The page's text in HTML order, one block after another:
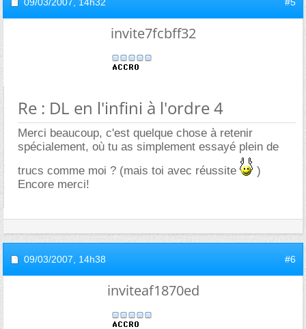
09/03/2007, 14h32 #5
invite7fcbff32
Re : DL en l'infini à l'ordre 4
Merci beaucoup, c'est quelque chose à retenir
spécialement, où tu as simplement essayé plein de
trucs comme moi ? (mais toi avec réussite
)
Encore merci!
09/03/2007, 14h38 #6
inviteaf1870ed